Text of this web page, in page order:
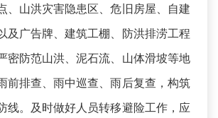
、山洪灾害隐患区、危旧房屋、自建
及广告牌、建筑工棚、防洪排涝工程
密防范山洪、泥石流、山体滑坡等地
前排查、雨中巡查、雨后复查，构筑
线。及时做好人员转移避险工作，应